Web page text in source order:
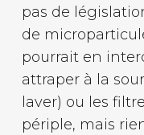
pas de
de
pourrait en
attraper à la
laver) ou les
périple, mais